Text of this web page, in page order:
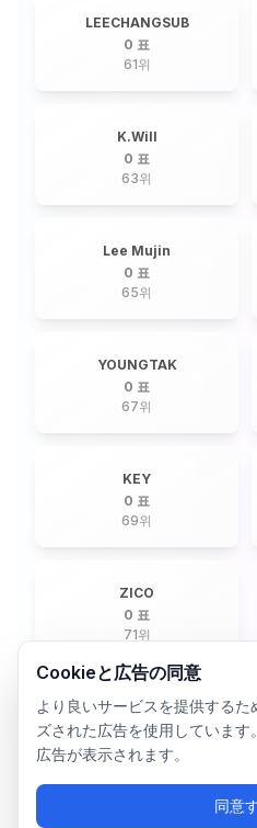
LEECHANGSUB
0 표
61위
K.Will
0 표
63위
Lee Mujin
0 표
65위
YOUNGTAK
0 표
67위
KEY
0 표
69위
ZICO
0 표
71위
Cookieと広告の同意
より良いサービスを提供する
ズされた広告を使用していま
広告が表示されます。
同意